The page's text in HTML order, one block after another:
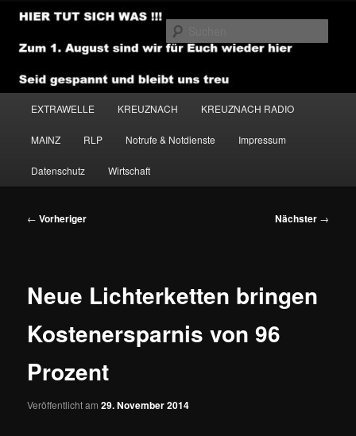
Zum
primären
Inhalt
NEWSHOUSE.MEDIA
EXTRAWELLE KREUZNACH KREUZNACH RADIO
MAINZ RLP Notrufe & Notdienste Impressum
Datenschutz Wirtschaft
Beitragsnavigation
← Vorheriger Nächster →
Neue Lichterketten bringen
Kostenersparnis von 96
Prozent
Veröffentlicht am29. November 2014